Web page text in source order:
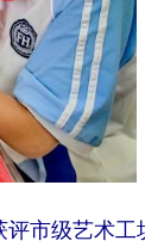
评市级艺术工